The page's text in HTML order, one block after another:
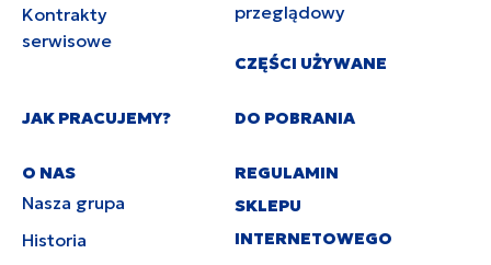
Kontrakty
serwisowe
przeglądowy
CZĘŚCI UŻYWANE
JAK PRACUJEMY?
O NAS
Nasza grupa
Historia
DO POBRANIA
REGULAMIN
SKLEPU
INTERNETOWEGO